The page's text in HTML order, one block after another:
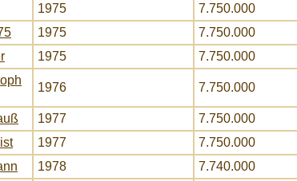
1975 7.750.000
1975 7.750.000
1975 7.750.000
1976 7.750.000
1977 7.750.000
1977 7.750.000
1978 7.740.000